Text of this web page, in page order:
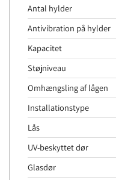
Antal hylder
Antivibration på hylder
Kapacitet
Støjniveau
Omhængsling af lågen
Installationstype
Lås
UV-beskyttet dør
Glasdør